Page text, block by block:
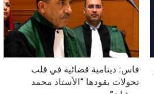
فاس: دينامية قضائية في قلب
تحولات يقودها “الأستاذ محمد